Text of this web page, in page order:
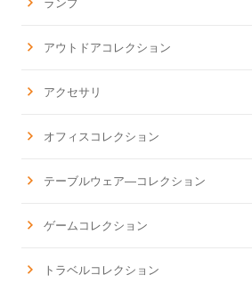
ランプ
アウトドアコレクション
アクセサリ
オフィスコレクション
テーブルウェア―コレクション
ゲームコレクション
トラベルコレクション